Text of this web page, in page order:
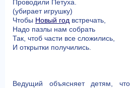
Проводили Петуха.
(убирает игрушку)
Чтобы Новый год встречать,
Надо пазлы нам собрать
Так, чтоб части все сложились,
И открытки получились.
Ведущий объясняет детям,